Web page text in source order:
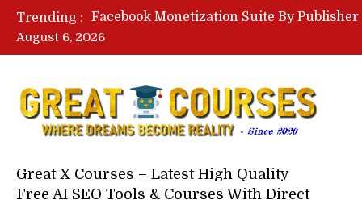
Trending :
August 6, 2026
Great X Courses – Latest High Quality
Free AI SEO Tools & Courses With Direct